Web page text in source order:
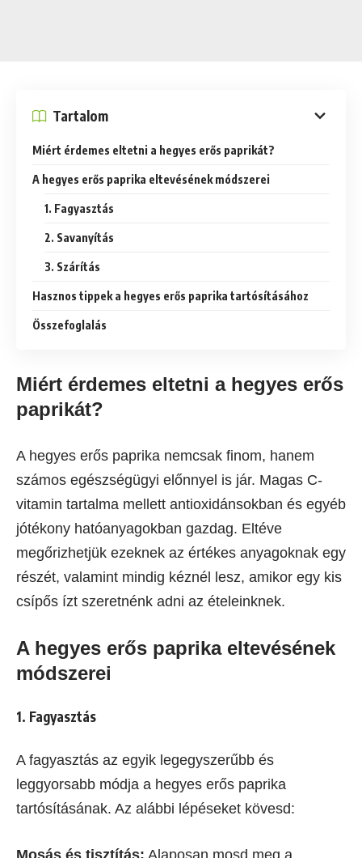
Tartalom
Miért érdemes eltetni a hegyes erős paprikát?
A hegyes erős paprika eltevésének módszerei
1. Fagyasztás
2. Savanyítás
3. Szárítás
Hasznos tippek a hegyes erős paprika tartósításához
Összefoglalás
Miért érdemes eltetni a hegyes erős
paprikát?
A hegyes erős paprika nemcsak finom, hanem
számos egészségügyi előnnyel is jár. Magas C-
vitamin tartalma mellett antioxidánsokban és egyéb
jótékony hatóanyagokban gazdag. Eltéve
megőrizhetjük ezeknek az értékes anyagoknak egy
részét, valamint mindig kéznél lesz, amikor egy kis
csípős ízt szeretnénk adni az ételeinknek.
A hegyes erős paprika eltevésének
módszerei
1. Fagyasztás
A fagyasztás az egyik legegyszerűbb és
leggyorsabb módja a hegyes erős paprika
tartósításának. Az alábbi lépéseket kövesd: